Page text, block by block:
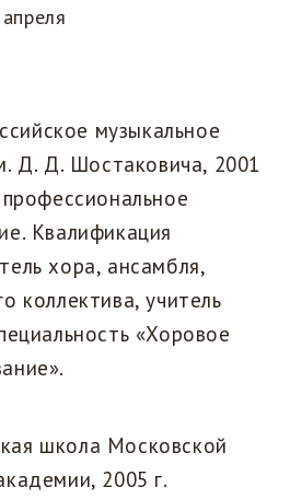
музыкальное
Д. Д. Шостаковича, 2001
Квалификация
хора, ансамбля,
коллектива, учитель
«Хоровое
школа Московской
2005 г.